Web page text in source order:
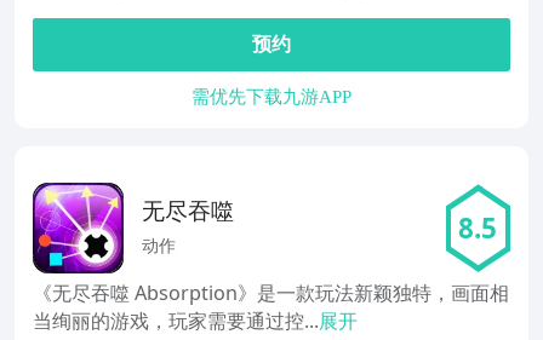
预约
需优先下载九游APP
无尽吞噬
动作 8.5
《无尽吞噬 Absorption》是一款玩法新颖独特，画面相
当绚丽的游戏，玩家需要通过控...展开